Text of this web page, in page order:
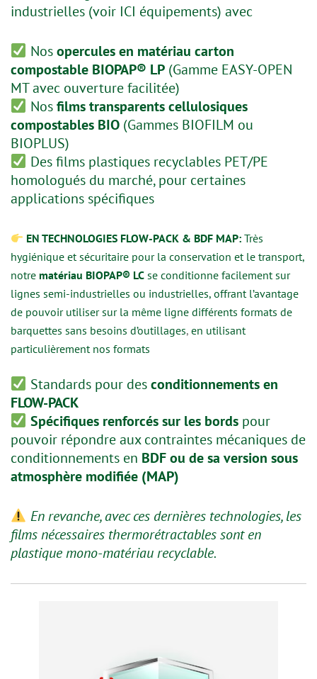
industrielles (voir ICI équipements) avec
Nosopercules en matériau carton
compostable BIOPAP® LP (Gamme EASY-OPEN
MT avec ouverture facilitée)
Nosfilms transparents cellulosiques
compostables BIO (Gammes BIOFILM ou
BIOPLUS)
Des films plastiques recyclables PET/PE
homologués du marché, pour certaines
applications spécifiques
EN TECHNOLOGIES FLOW-PACK & BDF MAP:Très
hygiénique et sécuritaire pour la conservation et le transport,
notre matériau BIOPAP® LC se conditionne facilement sur
lignes semi-industrielles ou industrielles, offrant l’avantage
de pouvoir utiliser sur la même ligne différents formats de
barquettes sans besoins d’outillages, en utilisant
particulièrement nos formats
Standards pour desconditionnements en
FLOW-PACK
Spécifiques renforcés sur les bordspour
pouvoir répondre aux contraintes mécaniques de
conditionnements en BDF ou de sa version sous
atmosphère modifiée (MAP)
En revanche, avec ces dernières technologies, les
films nécessaires thermorétractables sont en
plastique mono-matériau recyclable.